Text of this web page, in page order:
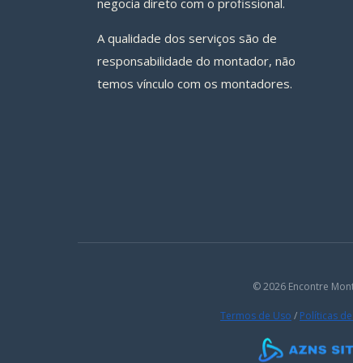
negocia direto com o profissional.
A qualidade dos serviços são de
responsabilidade do montador, não
temos vínculo com os montadores.
© 2026 Encontre
Termos de Uso / Políticas